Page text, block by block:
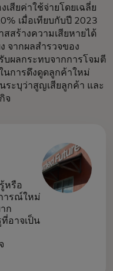
สียค่าใช้จ่ายโดยเฉลี่ย
เมื่อเทียบกับปี 2023
สร้างความเสียหายได้
จากผลสำรวจของ
บผลกระทบจากการโจมตี
ในการดึงดูดลูกค้าใหม่
ระบุว่าสูญเสียลูกค้า และ
จ
หรือ
ารณ์ใหม่
ก
อาจเป็น